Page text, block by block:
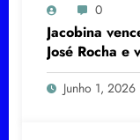
0
Jacobina
José Rocha
Série B do
Junho 1, 2026